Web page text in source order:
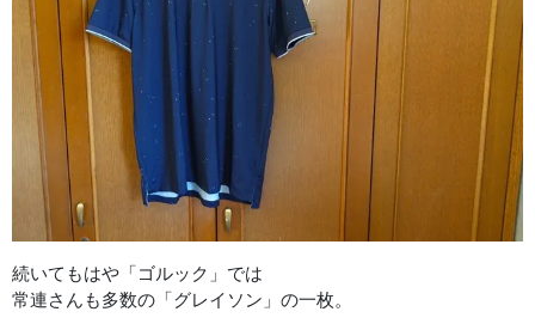
続いてもはや「ゴルック」では
常連さんも多数の「グレイソン」の一枚。